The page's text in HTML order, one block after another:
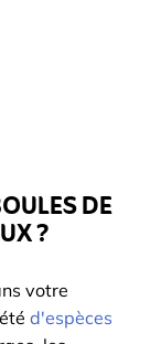
DE
?
votre
d'espèces